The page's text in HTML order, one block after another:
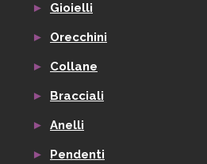
► Gioielli
► Orecchini
► Collane
► Bracciali
► Anelli
► Pendenti